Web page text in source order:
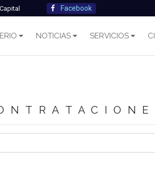
Facebook
NOTICIAS SERVICIOS